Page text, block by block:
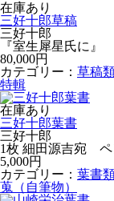
在庫あり
三好十郎草稿
三好十郎
『室生犀星氏に
80,000円
カテゴリー： 草稿
特輯
在庫あり
三好十郎葉書
三好十郎
1枚 細田源吉宛
5,000円
カテゴリー： 葉書
蒐（自筆物）